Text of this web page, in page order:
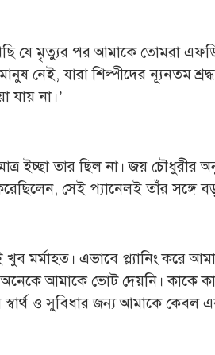
মৃত্যুর পর আমাকে তোমরা
নেই, যারা শিল্পীদের ন্যূনতম
যায় না।’
ইচ্ছা তার ছিল না। জয়
সেই প্যানেলই তাঁর সঙ্গে
এভাবে প্ল্যানিং করে
আমাকে ভোট দেয়নি। কাকে
ও সুবিধার জন্য আমাকে কেবল